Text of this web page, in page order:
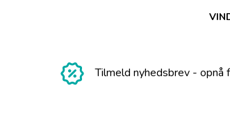
Tilmeld nyhedsbrev - opnå